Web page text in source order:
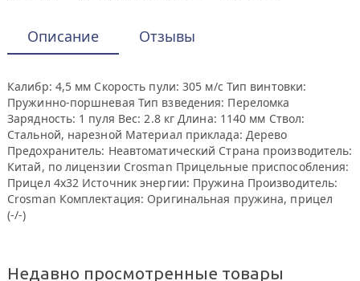
Описание Отзывы
Калибр: 4,5 мм Cкорость пули: 305 м/с Тип винтовки:
Пружинно-поршневая Тип взведения: Переломка
Зарядность: 1 пуля Вес: 2.8 кг Длина: 1140 мм Ствол:
Стальной, нарезной Материал приклада: Дерево
Предохранитель: Неавтоматический Страна производитель:
Китай, по лицензии Crosman Прицельные приспособления:
Прицел 4х32 Источник энергии: Пружина Производитель:
Crosman Комплектация: Оригинальная пружина, прицел
(-/-)
Недавно просмотренные товары